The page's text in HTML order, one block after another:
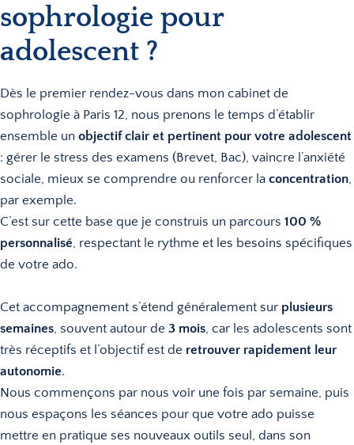
sophrologie pour
adolescent ?
Dès le premier rendez-vous dans mon cabinet de
sophrologie à Paris 12, nous prenons le temps d’établir
ensemble un objectif clair et pertinent pour votre adolescent
: gérer le stress des examens (Brevet, Bac), vaincre l’anxiété
sociale, mieux se comprendre ou renforcer la concentration,
par exemple.
C’est sur cette base que je construis un parcours 100 %
personnalisé, respectant le rythme et les besoins spécifiques
de votre ado.
Cet accompagnement s’étend généralement sur plusieurs
semaines, souvent autour de 3 mois, car les adolescents sont
très réceptifs et l’objectif est de retrouver rapidement leur
autonomie.
Nous commençons par nous voir une fois par semaine, puis
nous espaçons les séances pour que votre ado puisse
mettre en pratique ses nouveaux outils seul, dans son